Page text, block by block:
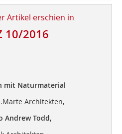
Artikel erschien in
10/2016
mit Naturmaterial
Architekten,
Andrew Todd,